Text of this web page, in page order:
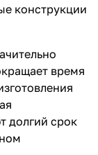
конструкции
время
долгий срок